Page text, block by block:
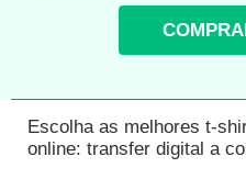
Escolha as melhores t-
online: transfer digital a